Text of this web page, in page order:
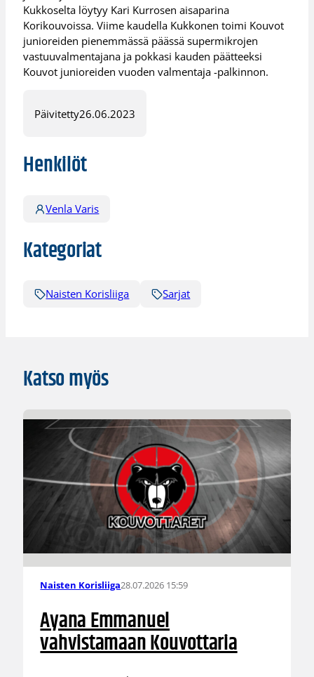
Kukkoselta löytyy Kari Kurrosen aisaparina
Korikouvoissa. Viime kaudella Kukkonen toimi Kouvot
junioreiden pienemmässä päässä supermikrojen
vastuuvalmentajana ja pokkasi kauden päätteeksi
Kouvot junioreiden vuoden valmentaja -palkinnon.
Päivitetty26.06.2023
Henkilöt
Venla Varis
Kategoriat
Naisten Korisliiga Sarjat
Katso myös
Naisten Korisliiga28.07.2026 15:59
Ayana Emmanuel
vahvistamaan Kouvottaria